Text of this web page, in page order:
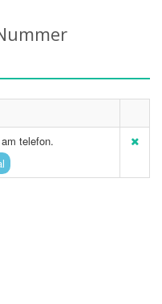
telefon.